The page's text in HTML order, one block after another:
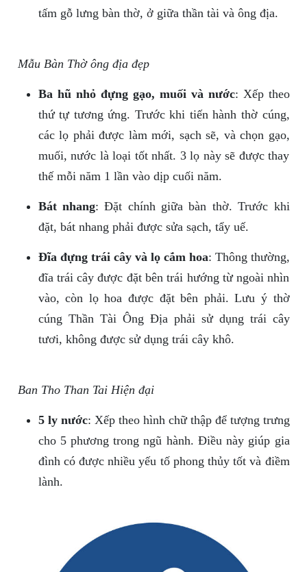
tấm gỗ lưng bàn thờ, ở giữa thần tài và ông địa.
Mẫu Bàn Thờ ông địa đẹp
Ba hũ nhỏ đựng gạo, muối và nước: Xếp theo
thứ tự tương ứng. Trước khi tiến hành thờ cúng,
các lọ phải được làm mới, sạch sẽ, và chọn gạo,
muối, nước là loại tốt nhất. 3 lọ này sẽ được thay
thế mỗi năm 1 lần vào dịp cuối năm.
Bát nhang: Đặt chính giữa bàn thờ. Trước khi
đặt, bát nhang phải được sửa sạch, tẩy uế.
Đĩa đựng trái cây và lọ cắm hoa: Thông thường,
đĩa trái cây được đặt bên trái hướng từ ngoài nhìn
vào, còn lọ hoa được đặt bên phải. Lưu ý thờ
cúng Thần Tài Ông Địa phải sử dụng trái cây
tươi, không được sử dụng trái cây khô.
Ban Tho Than Tai Hiện đại
5 ly nước: Xếp theo hình chữ thập để tượng trưng
cho 5 phương trong ngũ hành. Điều này giúp gia
đình có được nhiều yếu tố phong thủy tốt và điềm
lành.